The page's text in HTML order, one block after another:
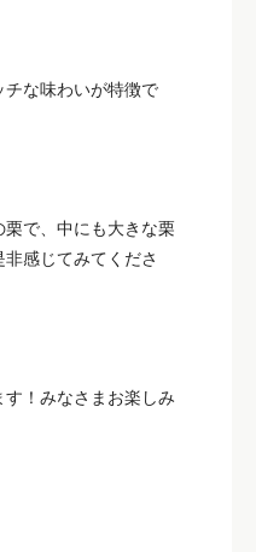
な味わいが特徴で
栗で、中にも大きな栗
感じてみてくださ
！みなさまお楽しみ